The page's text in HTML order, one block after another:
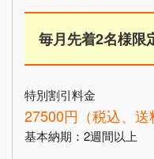
毎月先着2名様限
特別割引料金
27500円（税込、送
基本納期：2週間以上